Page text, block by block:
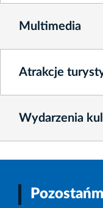
Multimedia
Atrakcje
Wydarzenia